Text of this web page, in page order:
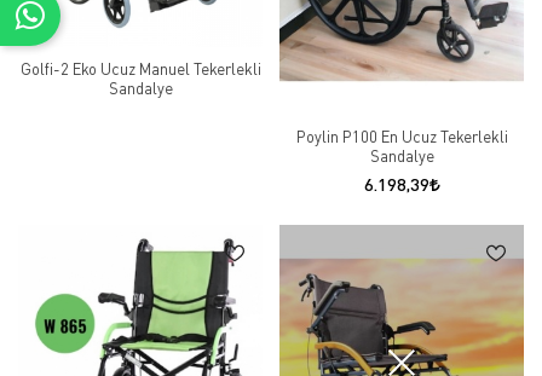
Golfi-2 Eko Ucuz Manuel Tekerlekli
Sandalye
Poylin P100 En Ucuz Tekerlekli
Sandalye
6.198,39